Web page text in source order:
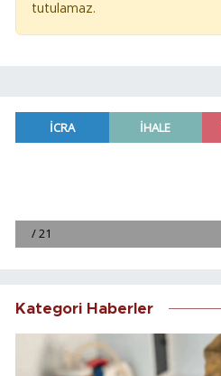
tutulamaz.
Kategori Haberler